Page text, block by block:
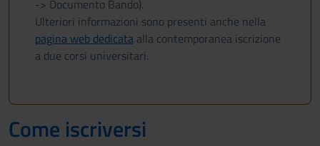
-> Documento Bando).
Ulteriori informazioni sono presenti anche nella
pagina web dedicataalla contemporanea iscrizione
a due corsi universitari.
Come iscriversi